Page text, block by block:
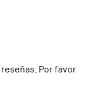
Por favor